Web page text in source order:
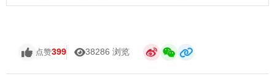
点赞399 38286 浏览